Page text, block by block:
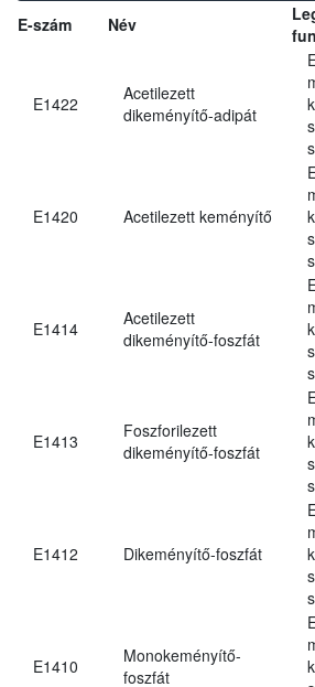
E-szám Név
E1422
Acetilezett
dikeményítő-adipát
E1420 Acetilezett keményítő
E1414
Acetilezett
dikeményítő-foszfát
E1413
Foszforilezett
dikeményítő-foszfát
E1412 Dikeményítő-foszfát
E1410
Monokeményítő-
foszfát